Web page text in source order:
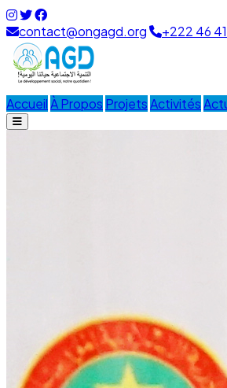
contact@ongagd.org +222 46
AccueilÀ Propos ProjetsActivités